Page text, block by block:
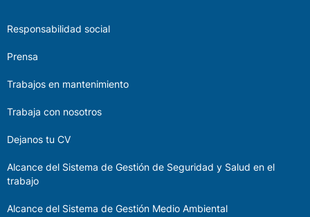
Responsabilidad social
Prensa
Trabajos en mantenimiento
Trabaja con nosotros
Dejanos tu CV
Alcance del Sistema de Gestión de Seguridad y Salud en el
trabajo
Alcance del Sistema de Gestión Medio Ambiental